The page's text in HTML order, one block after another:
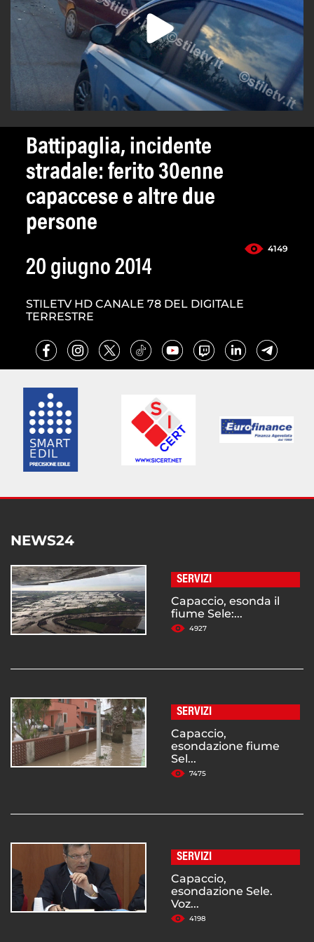
Battipaglia, incidente
stradale: ferito 30enne
capaccese e altre due
persone
4149
20 giugno 2014
STILETV HD CANALE 78 DEL DIGITALE
TERRESTRE
NEWS24
SERVIZI
Capaccio, esonda il
fiume Sele:...
4927
SERVIZI
Capaccio,
esondazione fiume
Sel...
7475
SERVIZI
Capaccio,
esondazione Sele.
Voz...
4198